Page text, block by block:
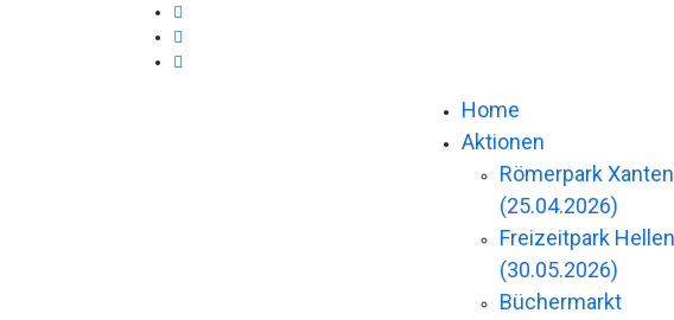
Home
Aktionen
Römerpark Xanten
(25.04.2026)
Freizeitpark
(30.05.2026)
Büchermarkt